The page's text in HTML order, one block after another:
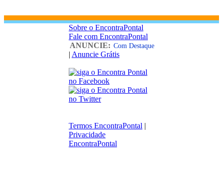
Sobre o EncontraPontal
Fale com EncontraPontal
ANUNCIE: Com Destaque
| Anuncie Grátis
Termos EncontraPontal |
Privacidade
EncontraPontal